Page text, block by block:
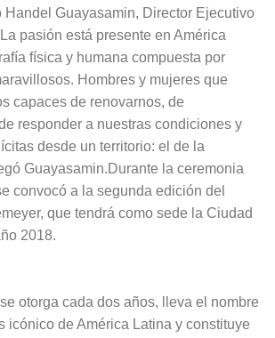
Handel Guayasamin, Director Ejecutivo
pasión está presente en América
física y humana compuesta por
Hombres y mujeres que
capaces de renovarnos, de
responder a nuestras condiciones y
desde un territorio: el de la
Guayasamin.Durante la ceremonia
convocó a la segunda edición del
que tendrá como sede la Ciudad
2018.
otorga cada dos años, lleva el nombre
icónico de América Latina y constituye